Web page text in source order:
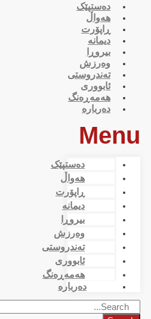
دەستپێک
هەواڵ
ڕاپۆرت
دیمانە
بیروڕا
وەرزش
تەندروستی
ئابووری
هەمەڕەنگ
دەربارە
Menu
دەستپێک
هەواڵ
ڕاپۆرت
دیمانە
بیروڕا
وەرزش
تەندروستی
ئابووری
هەمەڕەنگ
دەربارە